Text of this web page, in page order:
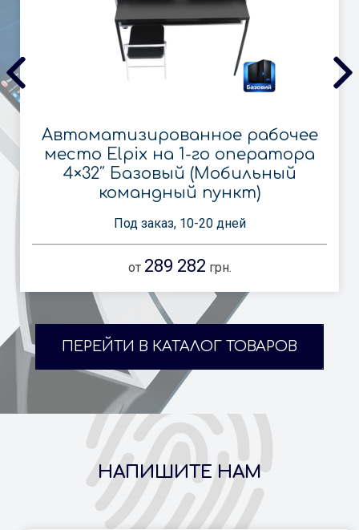
Автоматизированное рабочее
место Elpix на 1-го оператора
4×32″ Базовый (Мобильный
командный пункт)
Под заказ, 10-20 дней
от 289 282 грн.
ПЕРЕЙТИ В КАТАЛОГ ТОВАРОВ
НАПИШИТЕ НАМ